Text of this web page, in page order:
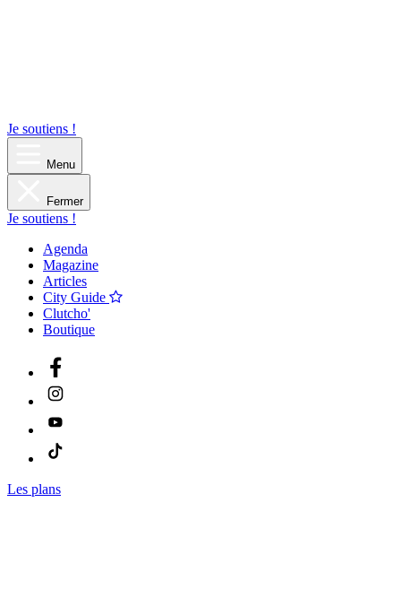
Je soutiens !
Menu
Fermer
Je soutiens !
Agenda
Magazine
Articles
City Guide
Clutcho'
Boutique
Les plans